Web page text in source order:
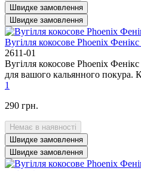
Швидке замовлення
Швидке замовлення
Вугілля кокосове Phoenix
2611-01
Вугілля кокосове Phoenix
для вашого кальянного покура.
1
290 грн.
Немає в наявності
Швидке замовлення
Швидке замовлення